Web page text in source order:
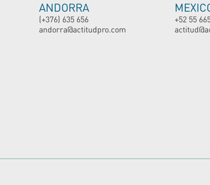
ANDORRA
(+376) 635 656
andorra@actitudpro.com
+52 55